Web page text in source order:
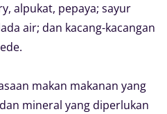
alpukat, pepaya; sayur
air; dan kacang-kacangan
makan makanan yang
mineral yang diperlukan